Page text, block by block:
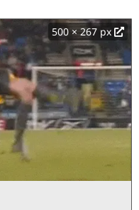
500 × 267 px